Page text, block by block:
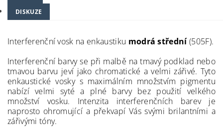
DISKUZE
Interferenční vosk na enkaustiku modrá střední(505F).
Interferenční barvy se při malbě na tmavý podklad nebo
tmavou barvu jeví jako chromatické a velmi zářivé. Tyto
enkaustické vosky s maximálním množstvím pigmentu
nabízí velmi syté a plné barvy bez použití velkého
množství vosku. Intenzita interferenčních barev je
naprosto ohromující a překvapí Vás svými brilantními a
zářivými tóny.